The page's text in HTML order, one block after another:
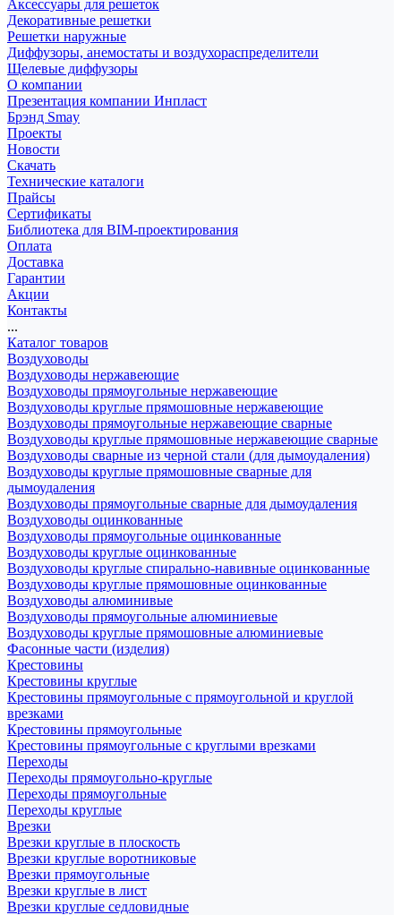
Аксессуары для решеток
Декоративные решетки
Решетки наружные
Диффузоры, анемостаты и воздухораспределители
Щелевые диффузоры
О компании
Презентация компании Инпласт
Брэнд Smay
Проекты
Новости
Скачать
Технические каталоги
Прайсы
Сертификаты
Библиотека для BIM-проектирования
Оплата
Доставка
Гарантии
Акции
Контакты
...
Каталог товаров
Воздуховоды
Воздуховоды нержавеющие
Воздуховоды прямоугольные нержавеющие
Воздуховоды круглые прямошовные нержавеющие
Воздуховоды прямоугольные нержавеющие сварные
Воздуховоды круглые прямошовные нержавеющие сварные
Воздуховоды сварные из черной стали (для дымоудаления)
Воздуховоды круглые прямошовные сварные для
дымоудаления
Воздуховоды прямоугольные сварные для дымоудаления
Воздуховоды оцинкованные
Воздуховоды прямоугольные оцинкованные
Воздуховоды круглые оцинкованные
Воздуховоды круглые спирально-навивные оцинкованные
Воздуховоды круглые прямошовные оцинкованные
Воздуховоды алюминивые
Воздуховоды прямоугольные алюминиевые
Воздуховоды круглые прямошовные алюминиевые
Фасонные части (изделия)
Крестовины
Крестовины круглые
Крестовины прямоугольные с прямоугольной и круглой
врезками
Крестовины прямоугольные
Крестовины прямоугольные с круглыми врезками
Переходы
Переходы прямоугольно-круглые
Переходы прямоугольные
Переходы круглые
Врезки
Врезки круглые в плоскость
Врезки круглые воротниковые
Врезки прямоугольные
Врезки круглые в лист
Врезки круглые седловидные